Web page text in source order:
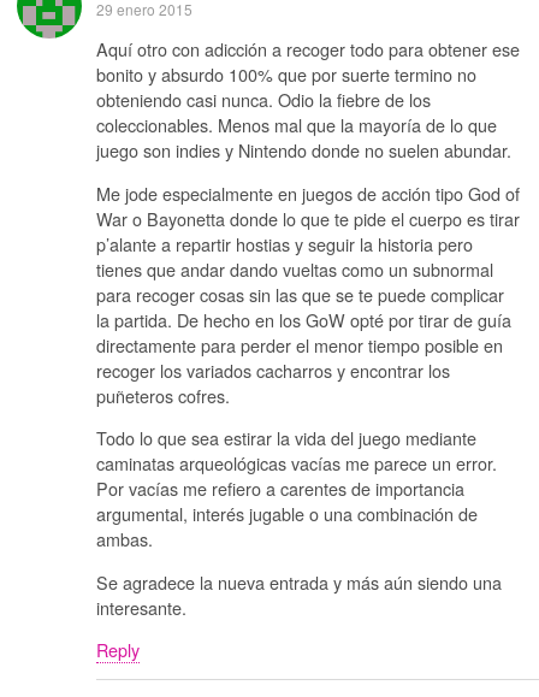
29 enero 2015
Aquí otro con adicción a recoger todo para obtener ese
bonito y absurdo 100% que por suerte termino no
obteniendo casi nunca. Odio la fiebre de los
coleccionables. Menos mal que la mayoría de lo que
juego son indies y Nintendo donde no suelen abundar.
Me jode especialmente en juegos de acción tipo God of
War o Bayonetta donde lo que te pide el cuerpo es tirar
p’alante a repartir hostias y seguir la historia pero
tienes que andar dando vueltas como un subnormal
para recoger cosas sin las que se te puede complicar
la partida. De hecho en los GoW opté por tirar de guía
directamente para perder el menor tiempo posible en
recoger los variados cacharros y encontrar los
puñeteros cofres.
Todo lo que sea estirar la vida del juego mediante
caminatas arqueológicas vacías me parece un error.
Por vacías me refiero a carentes de importancia
argumental, interés jugable o una combinación de
ambas.
Se agradece la nueva entrada y más aún siendo una
interesante.
Reply